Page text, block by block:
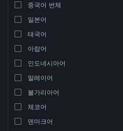
언어 변경
Steam 모바일 앱 다운로드
PC 웹사이트 보기
중국어 번체
일본어
태국어
아랍어
인도네시아어
말레이어
불가리아어
체코어
덴마크어
검색 결과가 0개 있습니다. 환경 설정에 따
었습니다.